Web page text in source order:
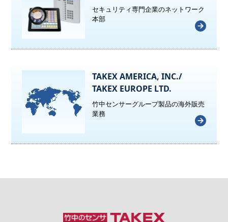
セキュリティ専門企業のネットワーク
本部
TAKEX AMERICA, INC./
TAKEX EUROPE LTD.
竹中センサーグループ製品の海外販売
業務